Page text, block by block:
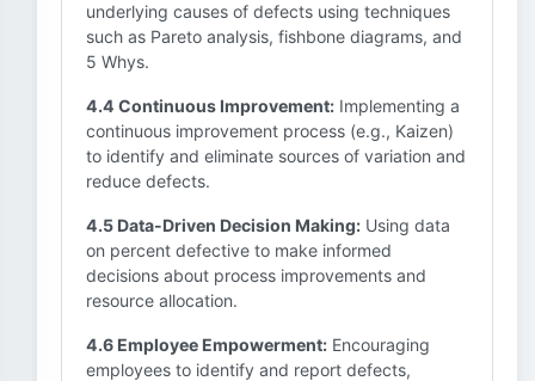
underlying causes of defects using techniques
such as Pareto analysis, fishbone diagrams, and
5 Whys.
4.4 Continuous Improvement: Implementing a
continuous improvement process (e.g., Kaizen)
to identify and eliminate sources of variation and
reduce defects.
4.5 Data-Driven Decision Making: Using data
on percent defective to make informed
decisions about process improvements and
resource allocation.
4.6 Employee Empowerment: Encouraging
employees to identify and report defects,